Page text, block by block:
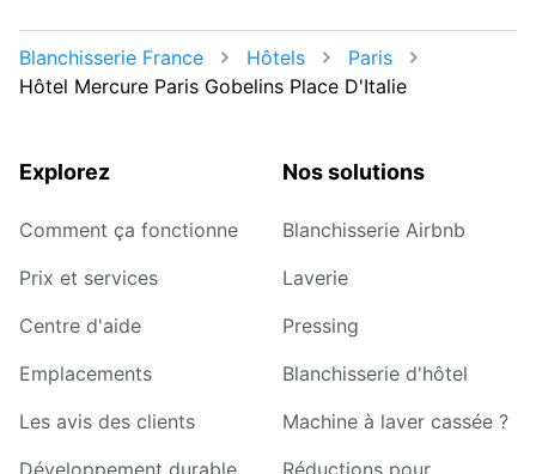
Blanchisserie France Hôtels
Paris
Hôtel Mercure Paris Gobelins Place D'Italie
Explorez
Comment ça fonctionne
Prix et services
Centre d'aide
Emplacements
Les avis des clients
Développement durable
Nos solutions
Blanchisserie Airbnb
Laverie
Pressing
Blanchisserie d'hôtel
Machine à laver cassée ?
Réductions pour